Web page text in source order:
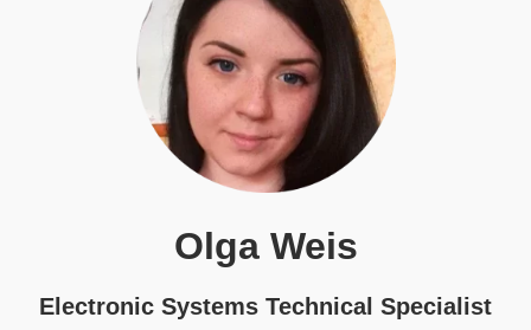
Olga Weis
Electronic Systems Technical Specialist